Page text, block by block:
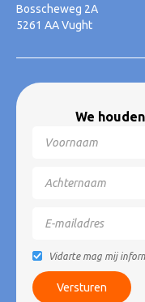
Bosscheweg 2A
5261 AA Vught
We
Vidarte mag mij